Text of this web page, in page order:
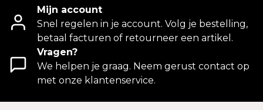
Mijn account
Snel regelen in je account. Volg je bestelling,
betaal facturen of retourneer een artikel.
Vragen?
We helpen je graag. Neem gerust contact op
met onze klantenservice.